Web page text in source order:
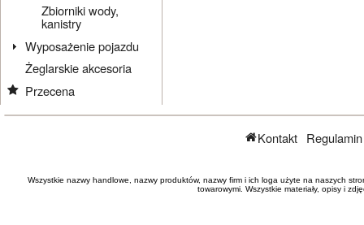
Zbiorniki wody,
kanistry
Wyposażenie pojazdu
Żeglarskie akcesoria
Przecena
Kontakt
Wszystkie nazwy handlowe, nazwy produktów, nazwy firm i ich loga użyte na naszych
towarowymi. Wszystkie materiały, opisy i